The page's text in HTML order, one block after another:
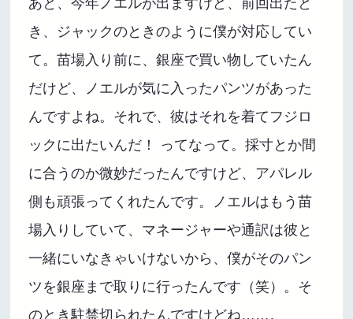
き、ジャックのときのように僕が対応してい
て。苗場入り前に、銀座で買い物していたん
だけど、ノエルが気に入ったパンツがあった
んですよね。それで、彼はそれを着てフジロ
ックに出たいんだ！ ってなって。採寸とか間
に合うのか微妙だったんですけど、アパレル
側も頑張ってくれたんです。ノエルはもう苗
場入りしていて、マネージャーや通訳は彼と
一緒にいなきゃいけないから、僕がそのパン
ツを銀座まで取りに行ったんです（笑）。そ
のとき駐禁切られたんですけどね……。